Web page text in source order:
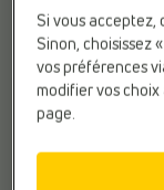
Prix le plus bas
précédent: 53,99 €
Si vous acceptez,
Sinon, choisissez
vos préférences
modifier vos
page.